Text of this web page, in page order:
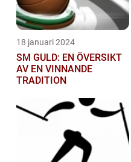
18 januari 2024
SM GULD: EN ÖVERSIKT
AV EN VINNANDE
TRADITION